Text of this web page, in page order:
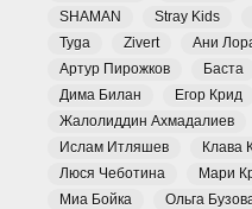
SHAMAN
Stray Kids
Tyga
Zivert
Ани
Артур Пирожков
Баста
Дима Билан
Егор Крид
Жалолиддин Ахмадалиев
Ислам Итляшев
Клава
Люся Чеботина
Мари
Миа Бойка
Ольга